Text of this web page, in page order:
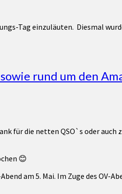
Tag einzuläuten. Diesmal
rund um den
für die netten QSO`s oder auch
😊
am 5. Mai. Im Zuge des OV-